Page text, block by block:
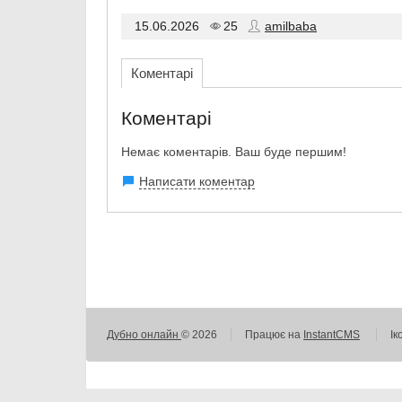
15.06.2026 25 amilbaba
Коментарі
Коментарі
Немає коментарів. Ваш буде першим!
Написати коментар
Дубно онлайн© 2026 Працює на InstantCMS